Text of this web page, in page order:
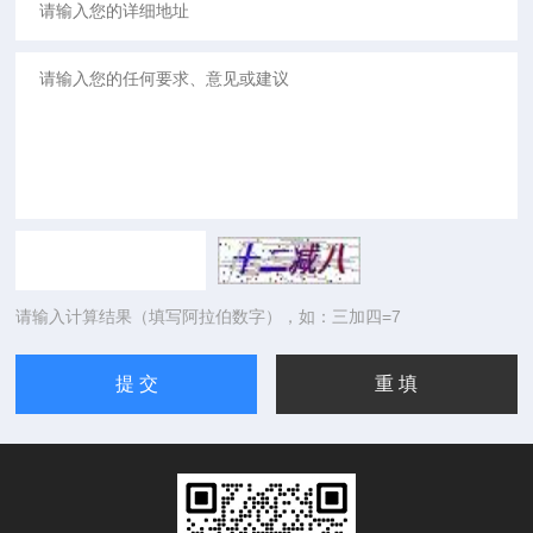
请输入计算结果（填写阿拉伯数字），如：三加四=7